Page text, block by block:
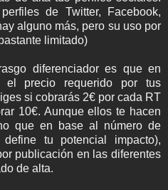
de Twitter, Facebook,
alguno más, pero su uso por
limitado)
diferenciador es que en
el precio requerido por tus
si cobrarás 2€ por cada RT
10€. Aunque ellos te hacen
que en base al número de
tu potencial impacto),
publicación en las diferentes
de alta.